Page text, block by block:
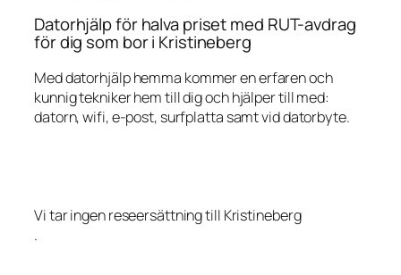
Datorhjälp för halva priset med RUT-avdrag
för dig som bor i Kristineberg
Med datorhjälp hemma kommer en erfaren och
kunnig tekniker hem till dig och hjälper till med:
datorn, wifi, e-post, surfplatta samt vid datorbyte.
Vi tar ingen reseersättning till Kristineberg
.